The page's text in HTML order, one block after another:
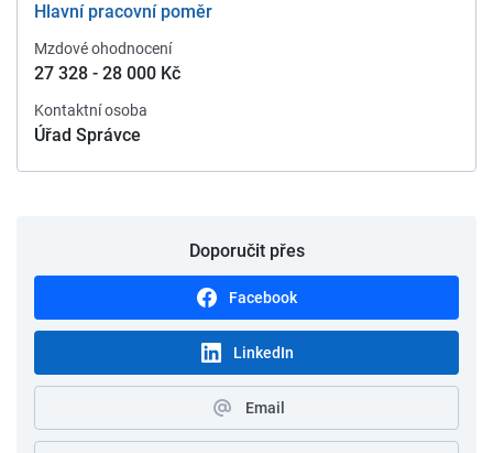
Hlavní pracovní poměr
Mzdové ohodnocení
27 328 - 28 000 Kč
Kontaktní osoba
Úřad Správce
Doporučit přes
Facebook
LinkedIn
Email